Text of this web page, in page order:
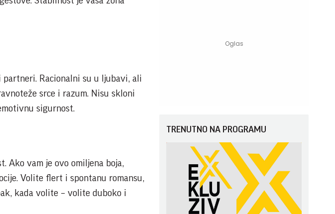
Racionalni su u ljubavi, ali
srce i razum. Nisu skloni
sigurnost.
Ako vam je ovo omiljena boja,
Volite flert i spontanu romansu,
kada volite – volite duboko i
TRENUTNO NA PROGRAMU